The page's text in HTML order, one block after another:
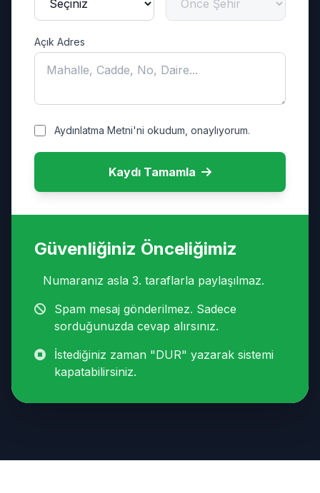
Açık Adres
Aydınlatma Metni'ni okudum, onaylıyorum.
Kaydı Tamamla
Güvenliğiniz Önceliğimiz
Numaranız asla 3. taraflarla paylaşılmaz.
Spam mesaj gönderilmez. Sadece
sorduğunuzda cevap alırsınız.
İstediğiniz zaman "DUR" yazarak sistemi
kapatabilirsiniz.